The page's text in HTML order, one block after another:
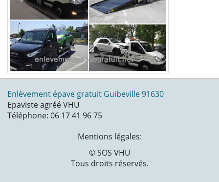
Enlèvement épave gratuit Guibeville 91630
Epaviste agréé VHU
Téléphone: 06 17 41 96 75
Mentions légales:
© SOS VHU
Tous droits réservés.